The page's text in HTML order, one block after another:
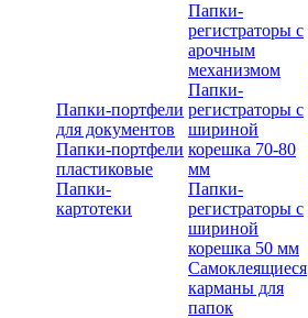
Папки-портфели
для документов
Папки-портфели
пластиковые
Папки-
картотеки
Папки-
регистраторы с
арочным
механизмом
Папки-
регистраторы с
шириной
корешка 70-80
мм
Папки-
регистраторы с
шириной
корешка 50 мм
Самоклеящиеся
карманы для
папок